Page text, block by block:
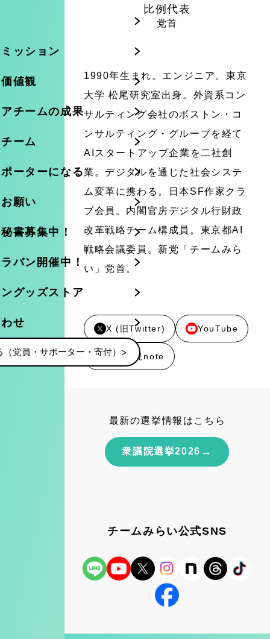
ッション
値観
チームの成果
ーム
ーターになる
願い
書募集中！
バン開催中！
グッズストア
せ
（党員・サポーター・寄付）
比例代表
党首
1990年生まれ。エンジニア。東京
大学 松尾研究室出身。外資系コン
サルティング会社のボストン・コ
ンサルティング・グループを経て
AIスタートアップ企業を二社創
業。デジタルを通じた社会システ
ム変革に携わる。日本SF作家クラ
ブ会員。内閣官房デジタル行財政
改革戦略チーム構成員。東京都AI
戦略会議委員。新党「チームみら
い」党首。
X (旧Twitter) YouTube
記者会見note
最新の選挙情報はこちら
衆議院選挙2026 →
チームみらい公式SNS